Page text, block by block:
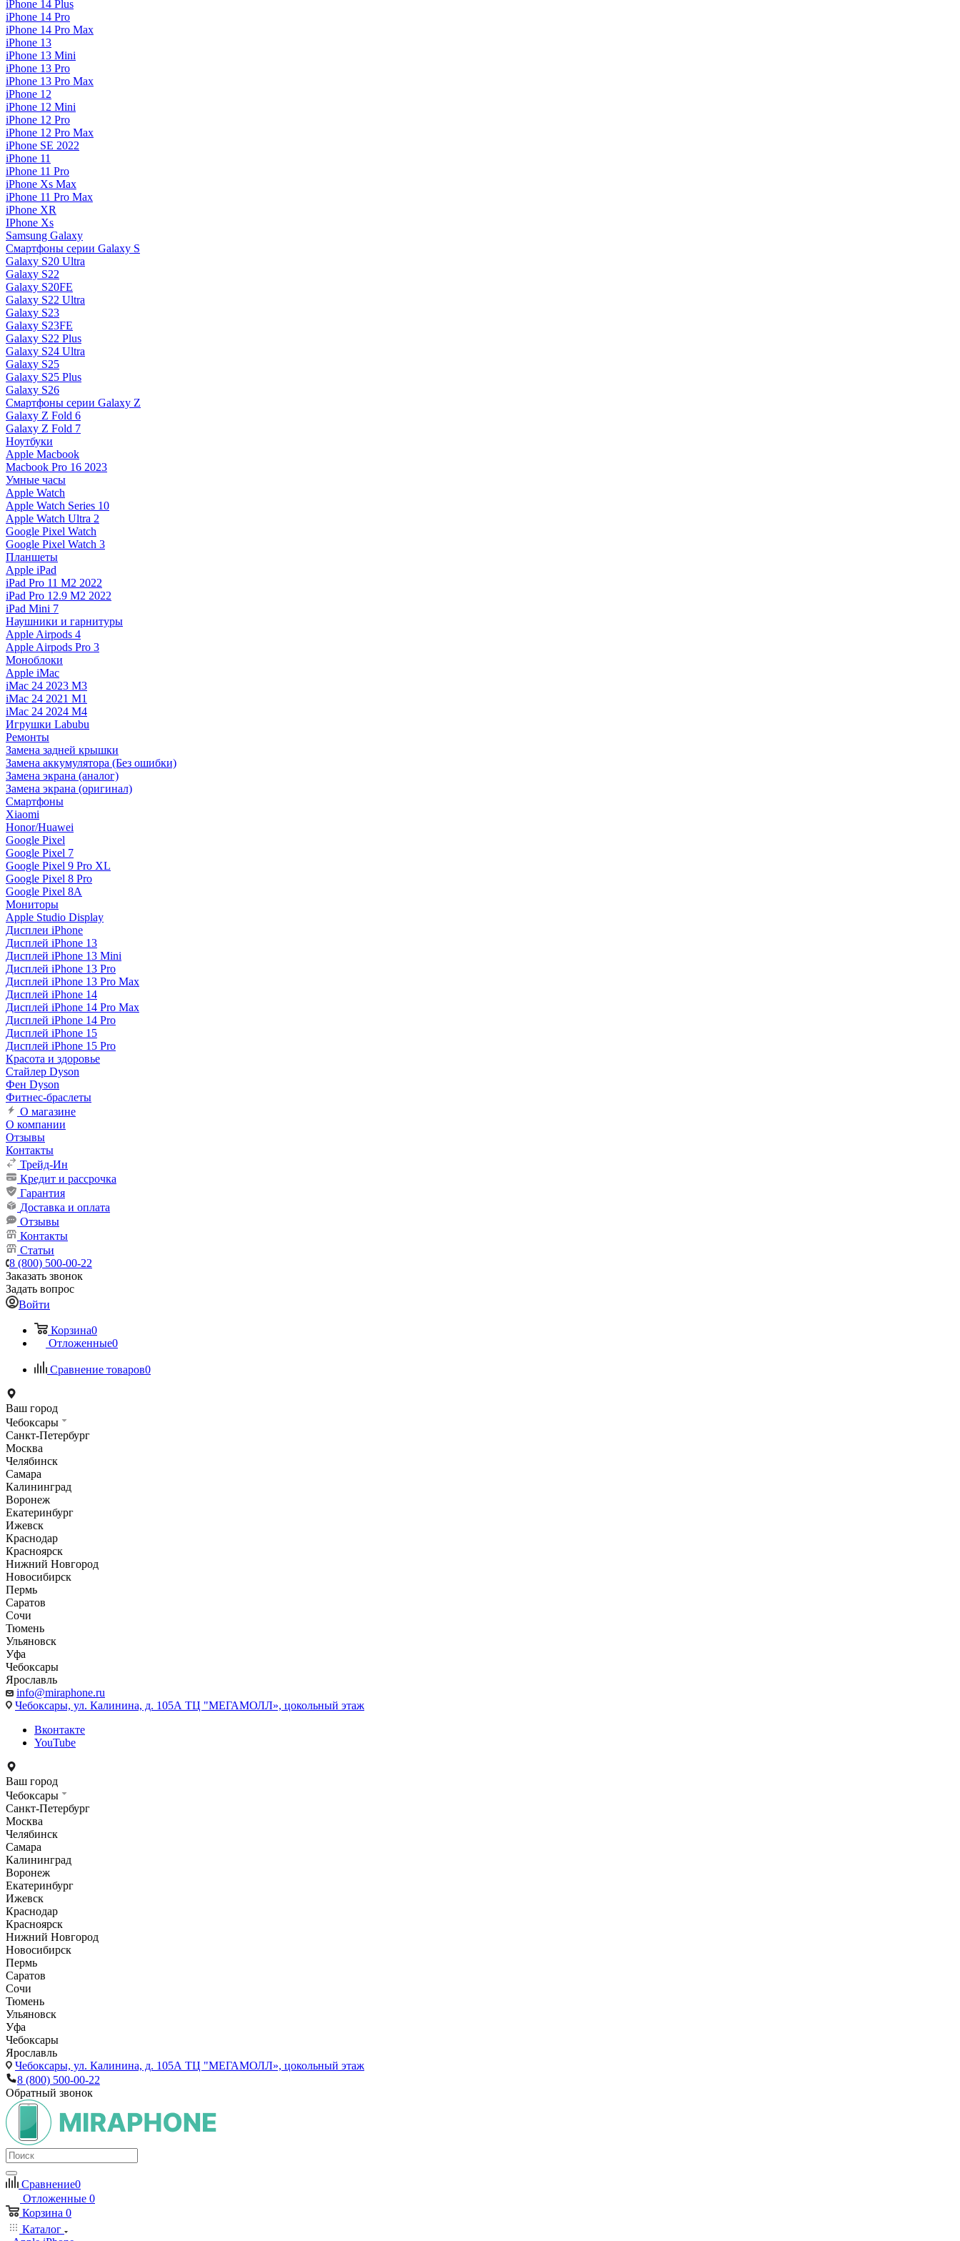
iPhone 14 Plus
iPhone 14 Pro
iPhone 14 Pro Max
iPhone 13
iPhone 13 Mini
iPhone 13 Pro
iPhone 13 Pro Max
iPhone 12
iPhone 12 Mini
iPhone 12 Pro
iPhone 12 Pro Max
iPhone SE 2022
iPhone 11
iPhone 11 Pro
iPhone Xs Max
iPhone 11 Pro Max
iPhone XR
IPhone Xs
Samsung Galaxy
Смартфоны серии Galaxy S
Galaxy S20 Ultra
Galaxy S22
Galaxy S20FE
Galaxy S22 Ultra
Galaxy S23
Galaxy S23FE
Galaxy S22 Plus
Galaxy S24 Ultra
Galaxy S25
Galaxy S25 Plus
Galaxy S26
Смартфоны серии Galaxy Z
Galaxy Z Fold 6
Galaxy Z Fold 7
Ноутбуки
Apple Macbook
Macbook Pro 16 2023
Умные часы
Apple Watch
Apple Watch Series 10
Apple Watch Ultra 2
Google Pixel Watch
Google Pixel Watch 3
Планшеты
Apple iPad
iPad Pro 11 M2 2022
iPad Pro 12.9 M2 2022
iPad Mini 7
Наушники и гарнитуры
Apple Airpods 4
Apple Airpods Pro 3
Моноблоки
Apple iMac
iMac 24 2023 M3
iMac 24 2021 M1
iMac 24 2024 M4
Игрушки Labubu
Ремонты
Замена задней крышки
Замена аккумулятора (Без ошибки)
Замена экрана (аналог)
Замена экрана (оригинал)
Смартфоны
Xiaomi
Honor/Huawei
Google Pixel
Google Pixel 7
Google Pixel 9 Pro XL
Google Pixel 8 Pro
Google Pixel 8A
Мониторы
Apple Studio Display
Дисплеи iPhone
Дисплей iPhone 13
Дисплей iPhone 13 Mini
Дисплей iPhone 13 Pro
Дисплей iPhone 13 Pro Max
Дисплей iPhone 14
Дисплей iPhone 14 Pro Max
Дисплей iPhone 14 Pro
Дисплей iPhone 15
Дисплей iPhone 15 Pro
Красота и здоровье
Стайлер Dyson
Фен Dyson
Фитнес-браслеты
О магазине
О компании
Отзывы
Контакты
Трейд-Ин
Кредит и рассрочка
Гарантия
Доставка и оплата
Отзывы
Контакты
Статьи
8 (800) 500-00-22
Заказать звонок
Задать вопрос
Войти
Корзина0
Отложенные0
Сравнение товаров0
Ваш город
Чебоксары
Санкт-Петербург
Москва
Челябинск
Самара
Калининград
Воронеж
Екатеринбург
Ижевск
Краснодар
Красноярск
Нижний Новгород
Новосибирск
Пермь
Саратов
Сочи
Тюмень
Ульяновск
Уфа
Чебоксары
Ярославль
info@miraphone.ru
Чебоксары, ул. Калинина, д. 105А ТЦ "МЕГАМОЛЛ», цокольный этаж
Вконтакте
YouTube
Ваш город
Чебоксары
Санкт-Петербург
Москва
Челябинск
Самара
Калининград
Воронеж
Екатеринбург
Ижевск
Краснодар
Красноярск
Нижний Новгород
Новосибирск
Пермь
Саратов
Сочи
Тюмень
Ульяновск
Уфа
Чебоксары
Ярославль
Чебоксары, ул. Калинина, д. 105А ТЦ "МЕГАМОЛЛ», цокольный этаж
8 (800) 500-00-22
Обратный звонок
Сравнение0
Отложенные 0
Корзина 0
Каталог